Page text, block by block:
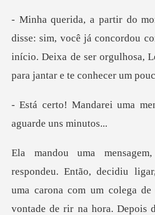
concordou
início. Deixa de ser orgulhosa,
ma
vontade de rir na hora. Depois